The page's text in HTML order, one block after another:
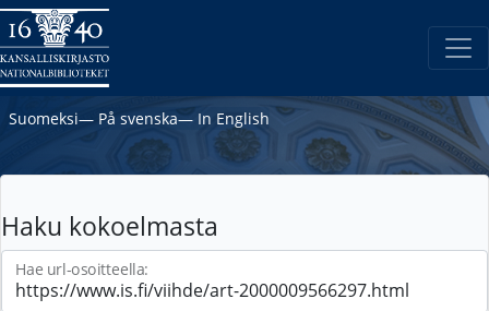
Suomeksi― På svenska― In English
Haku kokoelmasta
Hae url-osoitteella: